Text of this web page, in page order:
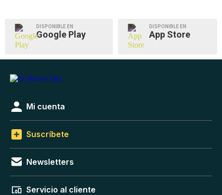
DISPONIBLE EN
Google Play
DISPONIBLE EN
App Store
Mi cuenta
Suscríbete
Newsletters
Servicio al cliente